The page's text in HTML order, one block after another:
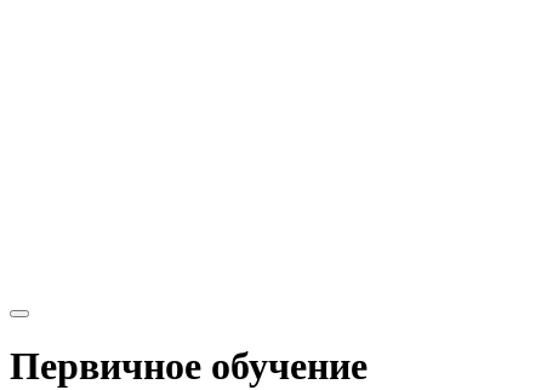
Первичное обучение